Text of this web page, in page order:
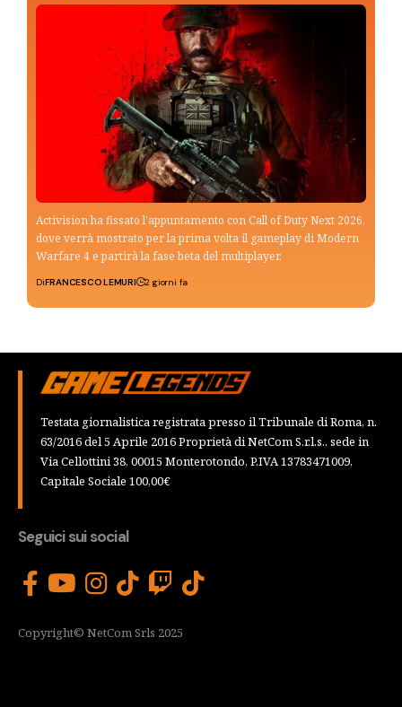
Activision ha fissato l’appuntamento con Call of Duty Next 2026,
dove verrà mostrato per la prima volta il gameplay di Modern
Warfare 4 e partirà la fase beta del multiplayer.
DiFRANCESCO LEMURI 2 giorni fa
Testata giornalistica registrata presso il Tribunale di Roma, n.
63/2016 del 5 Aprile 2016 Proprietà di NetCom S.r.l.s., sede in
Via Cellottini 38, 00015 Monterotondo, P.IVA 13783471009,
Capitale Sociale 100,00€
Seguici sui social
Copyright© NetCom Srls 2025